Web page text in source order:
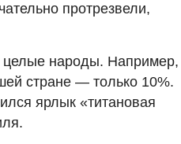
протрезвели,
целые народы. Например,
стране — только 10%.
ярлык «титановая